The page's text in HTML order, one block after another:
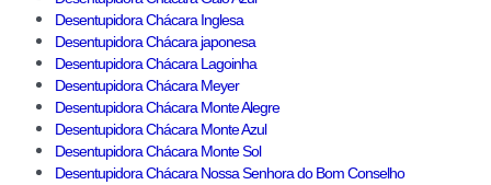
Desentupidora Chácara Inglesa
Desentupidora Chácara japonesa
Desentupidora Chácara Lagoinha
Desentupidora Chácara Meyer
Desentupidora Chácara Monte Alegre
Desentupidora Chácara Monte Azul
Desentupidora Chácara Monte Sol
Desentupidora Chácara Nossa Senhora do Bom Conselho